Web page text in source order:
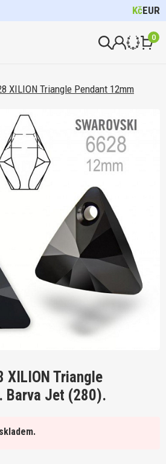
KčEUR
0
XILION Triangle Pendant 12mm
XILION Triangle
Barva Jet (280).